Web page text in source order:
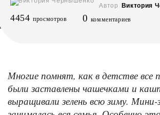
Автор Виктория
4454 просмотров 0 комментариев
Многие помнят, как в детстве все
были заставлены чашечками и
выращивали зелень всю зиму. Мини-